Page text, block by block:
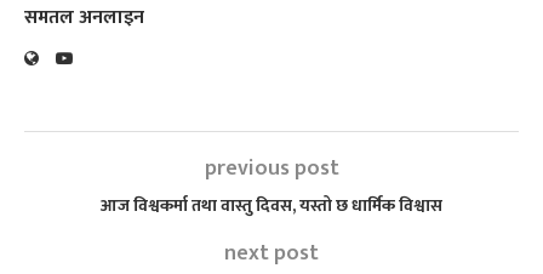
समतल अनलाइन
previous post
आज विश्वकर्मा तथा वास्तु दिवस, यस्तो छ धार्मिक विश्वास
next post